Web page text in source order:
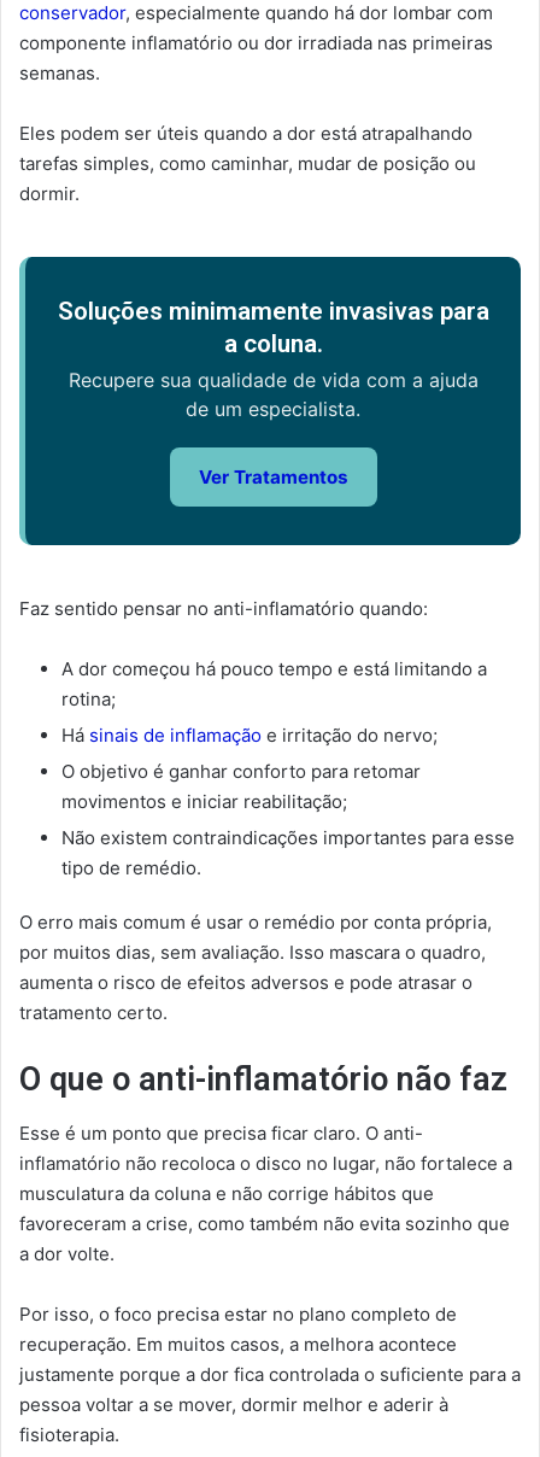
conservador, especialmente quando há dor lombar com
componente inflamatório ou dor irradiada nas primeiras
semanas.
Eles podem ser úteis quando a dor está atrapalhando
tarefas simples, como caminhar, mudar de posição ou
dormir.
Soluções minimamente invasivas para
a coluna.
Recupere sua qualidade de vida com a ajuda
de um especialista.
Ver Tratamentos
Faz sentido pensar no anti-inflamatório quando:
A dor começou há pouco tempo e está limitando a
rotina;
Há sinais de inflamação e irritação do nervo;
O objetivo é ganhar conforto para retomar
movimentos e iniciar reabilitação;
Não existem contraindicações importantes para esse
tipo de remédio.
O erro mais comum é usar o remédio por conta própria,
por muitos dias, sem avaliação. Isso mascara o quadro,
aumenta o risco de efeitos adversos e pode atrasar o
tratamento certo.
O que o anti-inflamatório não faz
Esse é um ponto que precisa ficar claro. O anti-
inflamatório não recoloca o disco no lugar, não fortalece a
musculatura da coluna e não corrige hábitos que
favoreceram a crise, como também não evita sozinho que
a dor volte.
Por isso, o foco precisa estar no plano completo de
recuperação. Em muitos casos, a melhora acontece
justamente porque a dor fica controlada o suficiente para a
pessoa voltar a se mover, dormir melhor e aderir à
fisioterapia.